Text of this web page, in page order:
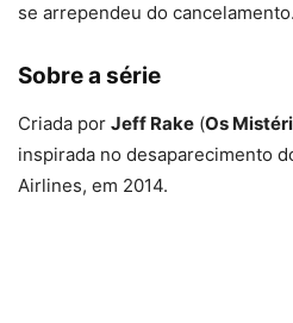
se arrependeu do cancelamento.
Sobre a série
Criada por Jeff Rake (Os
inspirada no desaparecimento
Airlines, em 2014.